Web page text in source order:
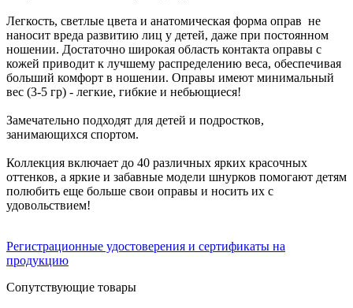
Легкость, светлые цвета и анатомическая форма оправ не
наносит вреда развитию лиц у детей, даже при постоянном
ношении. Достаточно широкая область контакта оправы с
кожей приводит к лучшему распределению веса, обеспечивая
больший комфорт в ношении. Оправы имеют минимальный
вес (3-5 гр) - легкие, гибкие и небьющиеся!
Замечательно подходят для детей и подростков,
занимающихся спортом.
Коллекция включает до 40 различных ярких красочных
оттенков, а яркие и забавные модели шнурков помогают детям
полюбить еще больше свои оправы и носить их с
удовольствием!
Регистрационные удостоверения и сертификаты на
продукцию
Сопутствующие товары